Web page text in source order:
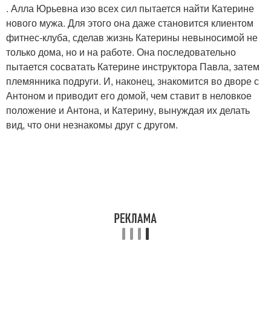
. Алла Юрьевна изо всех сил пытается найти Катерине
нового мужа. Для этого она даже становится клиентом
фитнес-клуба, сделав жизнь Катерины невыносимой не
только дома, но и на работе. Она последовательно
пытается сосватать Катерине инструктора Павла, затем
племянника подруги. И, наконец, знакомится во дворе с
Антоном и приводит его домой, чем ставит в неловкое
положение и Антона, и Катерину, вынуждая их делать
вид, что они незнакомы друг с другом.